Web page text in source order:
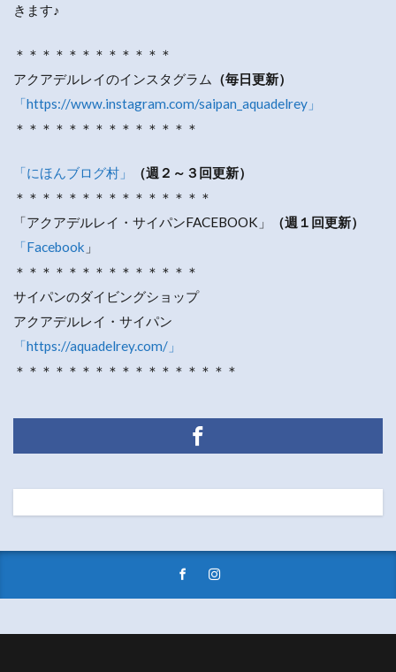
きます♪
＊＊＊＊＊＊＊＊＊＊＊＊
アクアデルレイのインスタグラム
（毎日更新）
「https://www.instagram.com/saipan_aquadelrey」
＊＊＊＊＊＊＊＊＊＊＊＊＊＊
「にほんブログ村」
（週２～３回更新）
＊＊＊＊＊＊＊＊＊＊＊＊＊＊＊
「アクアデルレイ・サイパンFACEBOOK」
（週１回更新）
「Facebook 」
＊＊＊＊＊＊＊＊＊＊＊＊＊＊
サイパンのダイビングショップ
アクアデルレイ・サイパン
「https://aquadelrey.com/」
＊＊＊＊＊＊＊＊＊＊＊＊＊＊＊＊＊